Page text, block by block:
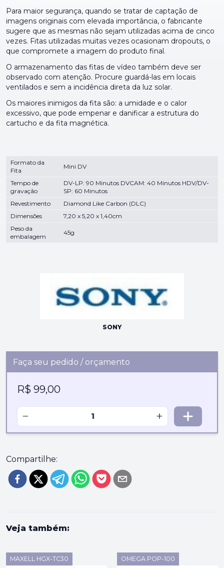
Para maior segurança, quando se tratar de captação de
imagens originais com elevada importância, o fabricante
sugere que as mesmas não sejam utilizadas acima de cinco
vezes. Fitas utilizadas muitas vezes ocasionam dropouts, o
que compromete a imagem do produto final.
O armazenamento das fitas de vídeo também deve ser
observado com atenção. Procure guardá-las em locais
ventilados e sem a incidência direta da luz solar.
Os maiores inimigos da fita são: a umidade e o calor
excessivo, que pode empenar e danificar a estrutura do
cartucho e da fita magnética.
Formato da
Fita
Mini DV
Tempo de
gravação
DV-LP: 90 Minutos DVCAM: 40 Minutos HDV/DV-
SP: 60 Minutos
Revestimento
Diamond Like Carbon (DLC)
Dimensões
7,20 x 5,20 x 1,40cm
Peso da
embalagem
45g
Faça seu pedido / orçamento
R$ 99,00
− +
SONY
Compartilhe:
Veja também:
MAXELL HGX-TC30 OMEGA POP-100